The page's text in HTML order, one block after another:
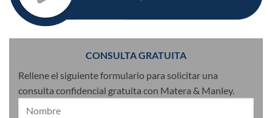
CONSULTA GRATUITA
Rellene el siguiente formulario para solicitar una
consulta confidencial gratuita con Matera & Manley.